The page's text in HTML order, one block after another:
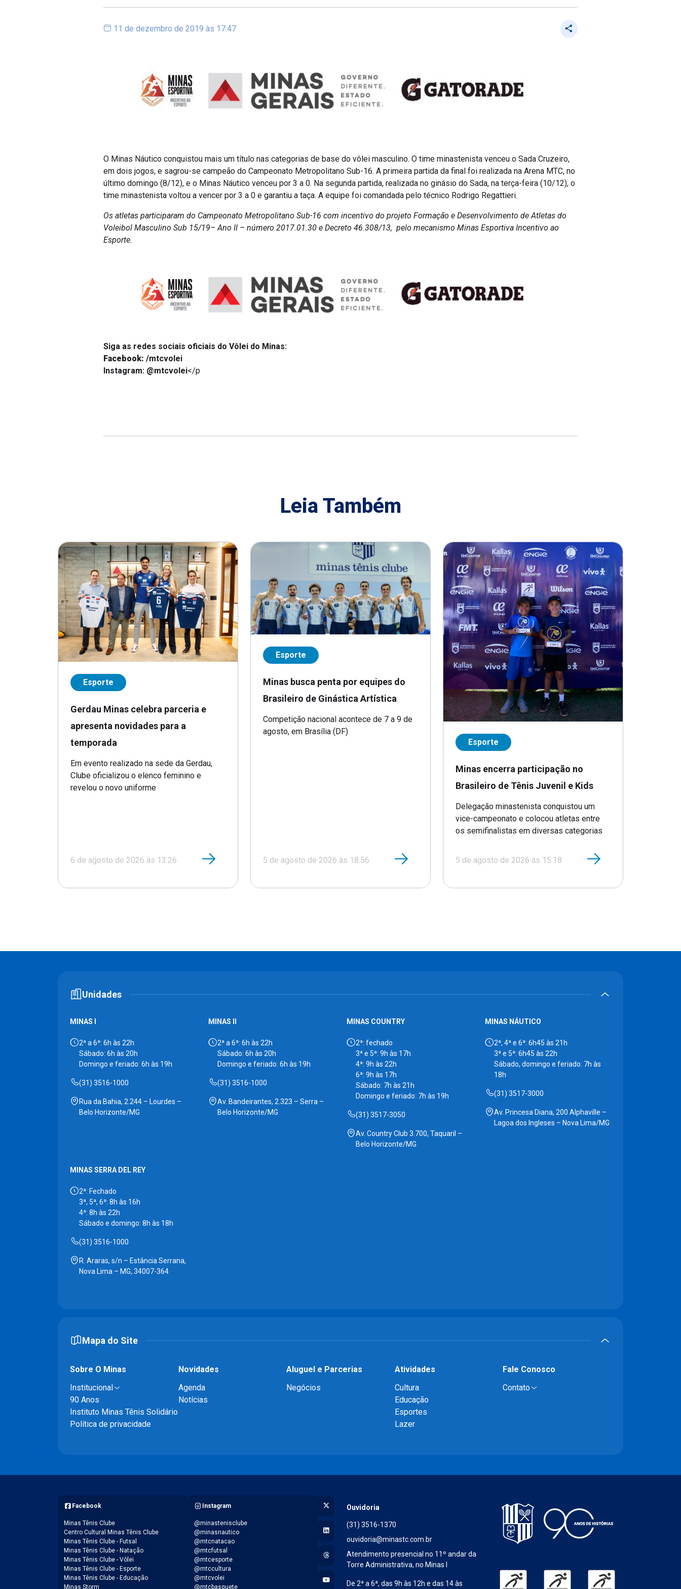
11 de dezembro de 2019 às 17:47
O Minas Náutico conquistou mais um título nas categorias de base do vôlei masculino. O time minastenista venceu o Sada Cruzeiro,
em dois jogos, e sagrou-se campeão do Campeonato Metropolitano Sub-16. A primeira partida da final foi realizada na Arena MTC, no
último domingo (8/12), e o Minas Náutico venceu por 3 a 0. Na segunda partida, realizada no ginásio do Sada, na terça-feira (10/12), o
time minastenista voltou a vencer por 3 a 0 e garantiu a taça. A equipe foi comandada pelo técnico Rodrigo Regattieri.
Os atletas participaram do Campeonato Metropolitano Sub-16 com incentivo do projeto Formação e Desenvolvimento de Atletas do
Voleibol Masculino Sub 15/19– Ano II – número 2017.01.30 e Decreto 46.308/13, pelo mecanismo Minas Esportiva Incentivo ao
Esporte.
Siga as redes sociais oficiais do Vôlei do Minas:
Facebook: /mtcvolei
Instagram: @mtcvolei</p
Leia Também
Esporte
Gerdau Minas celebra parceria e
apresenta novidades para a
temporada
Em evento realizado na sede da Gerdau,
Clube oficializou o elenco feminino e
revelou o novo uniforme
6 de agosto de 2026 às 13:26
Esporte
Minas busca penta por equipes do
Brasileiro de Ginástica Artística
Competição nacional acontece de 7 a 9 de
agosto, em Brasília (DF)
5 de agosto de 2026 às 18:56
Esporte
Minas encerra participação no
Brasileiro de Tênis Juvenil e Kids
Delegação minastenista conquistou um
vice-campeonato e colocou atletas entre
os semifinalistas em diversas categorias
5 de agosto de 2026 às 15:18
Unidades
MINAS I
2ª a 6ª: 6h às 22h
Sábado: 6h às 20h
Domingo e feriado: 6h às 19h
(31) 3516-1000
Rua da Bahia, 2.244 – Lourdes –
Belo Horizonte/MG
MINAS II
2ª a 6ª: 6h às 22h
Sábado: 6h às 20h
Domingo e feriado: 6h às 19h
(31) 3516-1000
Av. Bandeirantes, 2.323 – Serra –
Belo Horizonte/MG
MINAS COUNTRY
2ª: fechado
3ª e 5ª: 9h às 17h
4ª: 9h às 22h
6ª: 9h às 17h
Sábado: 7h às 21h
Domingo e feriado: 7h às 19h
(31) 3517-3050
Av. Country Club 3.700, Taquaril –
Belo Horizonte/MG
MINAS NÁUTICO
2ª, 4ª e 6ª: 6h45 às 21h
3ª e 5ª: 6h45 às 22h
Sábado, domingo e feriado: 7h às
18h
(31) 3517-3000
Av. Princesa Diana, 200 Alphaville –
Lagoa dos Ingleses – Nova Lima/MG
MINAS SERRA DEL REY
2ª: Fechado
3ª, 5ª, 6ª: 8h às 16h
4ª: 8h às 22h
Sábado e domingo: 8h às 18h
(31) 3516-1000
R. Araras, s/n – Estância Serrana,
Nova Lima – MG, 34007-364
Mapa do Site
Sobre O Minas
Institucional
90 Anos
Instituto Minas Tênis Solidário
Política de privacidade
Novidades
Agenda
Notícias
Aluguel e Parcerias
Negócios
Atividades
Cultura
Educação
Esportes
Lazer
Fale Conosco
Contato
Facebook
Minas Tênis Clube
Centro Cultural Minas Tênis Clube
Minas Tênis Clube - Futsal
Minas Tênis Clube - Natação
Minas Tênis Clube - Vôlei
Minas Tênis Clube - Esporte
Minas Tênis Clube - Educação
Minas Storm
Instagram
@minastenisclube
@minasnautico
@mtcnatacao
@mtcfutsal
@mtcesporte
@mtccultura
@mtcvolei
@mtcbasquete
X (Twitter)
LinkedIn
Threads
YouTube
Ouvidoria
(31) 3516-1370
ouvidoria@minastc.com.br
Atendimento presencial no 11º andar da
Torre Administrativa, no Minas I
De 2ª a 6ª, das 9h às 12h e das 14 às